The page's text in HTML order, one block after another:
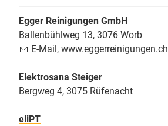
Egger Reinigungen GmbH
Ballenbühlweg 13, 3076 Worb
E-Mail, www.eggerreinigungen.ch
Elektrosana Steiger
Bergweg 4, 3075 Rüfenacht
eliPT